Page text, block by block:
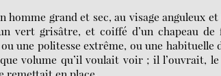
homme grand et sec, au visage anguleux
vert grisâtre, et coiffé d’un chapeau
une politesse extrême, ou une
volume qu’il voulait voir ; il l’ouvrait,